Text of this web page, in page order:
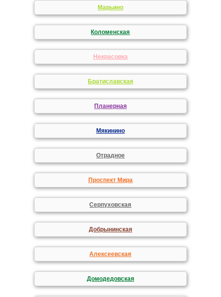
Марьино
Коломенская
Некрасовка
Братиславская
Планерная
Мякинино
Отрадное
Проспект Мира
Серпуховская
Добрынинская
Алексеевская
Домодедовская